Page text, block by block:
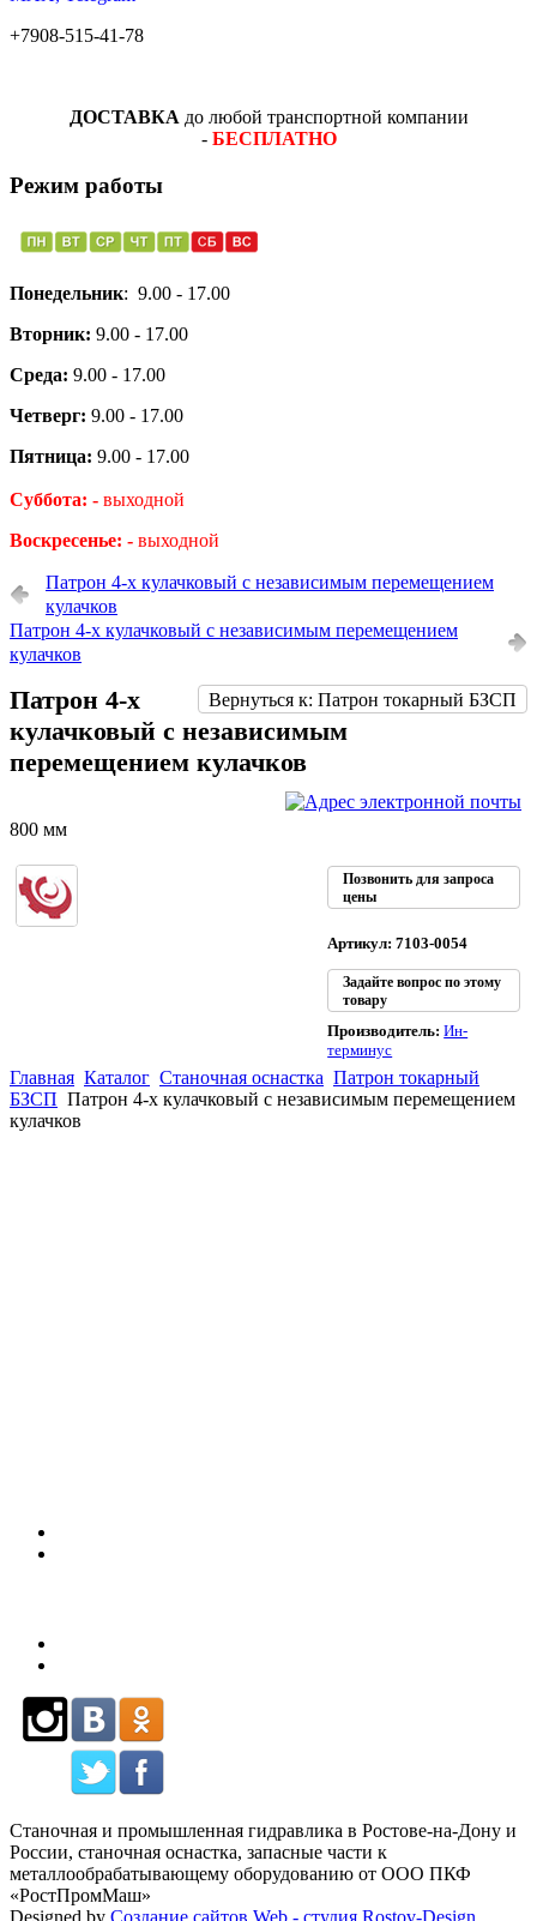
+7908-515-41-78
ДОСТАВКА до любой транспортной компании
- БЕСПЛАТНО
Режим работы
Понедельник: 9.00 - 17.00
Вторник: 9.00 - 17.00
Среда: 9.00 - 17.00
Четверг: 9.00 - 17.00
Пятница: 9.00 - 17.00
Суббота: - выходной
Воскресенье: - выходной
Патрон 4-х кулачковый с независимым перемещением
кулачков
Патрон 4-х кулачковый с независимым перемещением
кулачков
Вернуться к: Патрон токарный БЗСП
Патрон 4-х
кулачковый с независимым
перемещением кулачков
800 мм
Позвонить для запроса
цены
Артикул: 7103-0054
Задайте вопрос по этому
товару
Производитель:Ин-
терминус
Главная Каталог Станочная оснастка Патрон токарный
БЗСП Патрон 4-х кулачковый с независимым перемещением
кулачков
Станочная и промышленная гидравлика в Ростове-на-Дону и
России, станочная оснастка, запасные части к
металлообрабатывающему оборудованию от ООО ПКФ
«РостПромМаш»
Designed by Создание сайтов Web - студия Rostov-Design